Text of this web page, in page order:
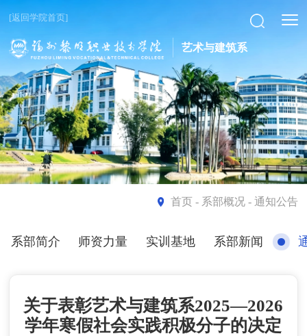
[返回学院首页]
艺术与建筑系
首页- 系部概况 - 通知公告
系部简介 师资力量 实训基地 系部新闻
关于表彰艺术与建筑系2025—2026
学年寒假社会实践积极分子的决定